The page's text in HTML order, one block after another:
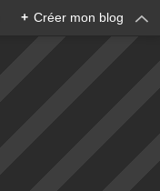
+ Créer mon blog